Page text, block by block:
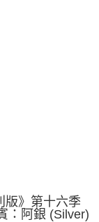
版》第十六季
阿銀 (Silver)